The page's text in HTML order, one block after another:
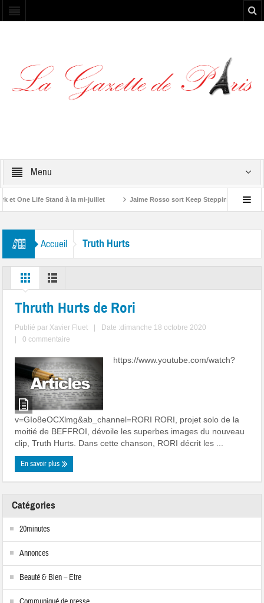
Menu
One Life Stand à la mi-juillet Jaime Rosso sort Keep Stepping, son nouvel
Accueil Truth Hurts
Thruth Hurts de Rori
Publié par Xavier Fluet
Date :dimanche 18 octobre 2020
0 commentaire
https://www.youtube.com/watch?
v=GIo8eOCXlmg&ab_channel=RORI RORI, projet solo de la
moitié de BEFFROI, dévoile les superbes images du nouveau
clip, Truth Hurts. Dans cette chanson, RORI décrit les ...
En savoir plus
Catégories
20minutes
Annonces
Beauté & Bien – Etre